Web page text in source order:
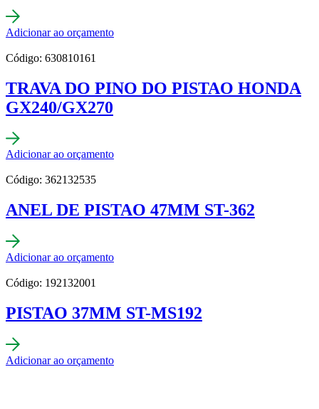
Adicionar ao orçamento
Código: 630810161
TRAVA DO PINO DO PISTAO HONDA
GX240/GX270
Adicionar ao orçamento
Código: 362132535
ANEL DE PISTAO 47MM ST-362
Adicionar ao orçamento
Código: 192132001
PISTAO 37MM ST-MS192
Adicionar ao orçamento